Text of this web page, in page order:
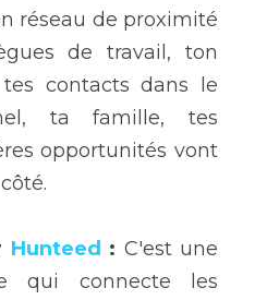
réseau de proximité
de travail, ton
contacts dans le
ta famille, tes
opportunités vont
Hunteed : C'est une
qui connecte les